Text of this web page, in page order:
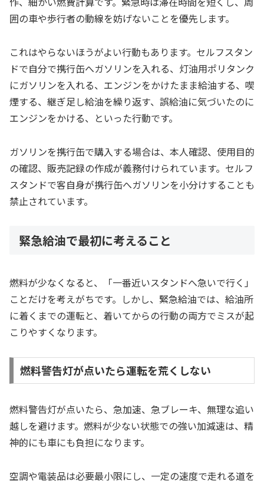
囲の車や歩行者の動線を妨げないことを優先します。
これはやらないほうがよい行動もあります。セルフスタン
ドで自分で携行缶へガソリンを入れる、灯油用ポリタンク
にガソリンを入れる、エンジンをかけたまま給油する、喫
煙する、継ぎ足し給油を繰り返す、誤給油に気づいたのに
エンジンをかける、といった行動です。
ガソリンを携行缶で購入する場合は、本人確認、使用目的
の確認、販売記録の作成が義務付けられています。セルフ
スタンドで客自身が携行缶へガソリンを小分けすることも
禁止されています。
緊急給油で最初に考えること
燃料が少なくなると、「一番近いスタンドへ急いで行く」
ことだけを考えがちです。しかし、緊急給油では、給油所
に着くまでの運転と、着いてからの行動の両方でミスが起
こりやすくなります。
燃料警告灯が点いたら運転を荒くしない
燃料警告灯が点いたら、急加速、急ブレーキ、無理な追い
越しを避けます。燃料が少ない状態での強い加減速は、精
神的にも車にも負担になります。
空調や電装品は必要最小限にし、一定の速度で走れる道を